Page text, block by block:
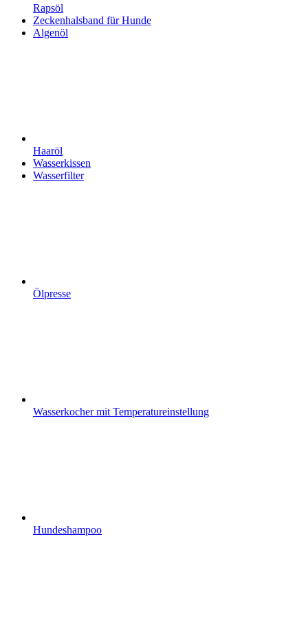
Rapsöl
Zeckenhalsband für Hunde
Algenöl
Haaröl
Wasserkissen
Wasserfilter
Ölpresse
Wasserkocher mit Temperatureinstellung
Hundeshampoo